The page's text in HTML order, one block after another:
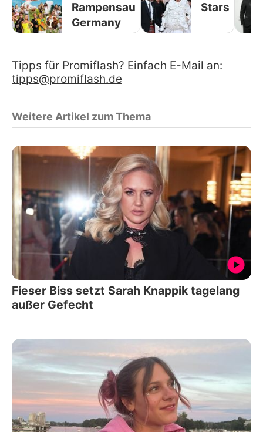
Rampensau
Germany
Stars
Tipps für Promiflash? Einfach E-Mail an:
tipps@promiflash.de
Weitere Artikel zum Thema
Fieser Biss setzt Sarah Knappik tagelang
außer Gefecht